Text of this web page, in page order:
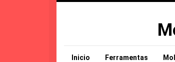
Inicio Ferramentas